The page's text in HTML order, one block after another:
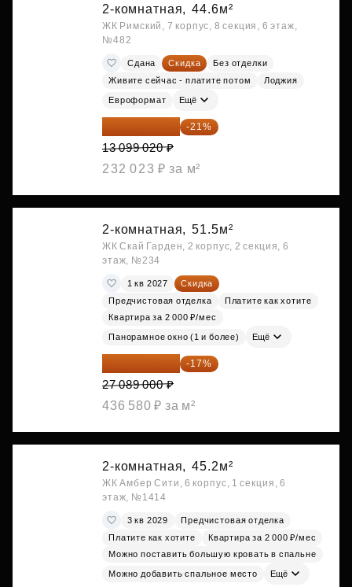
2-комнатная, 44.6м²
ЖК Римский, 7 корпус, 8 секция, 6 этаж,
№482
Сдана Скидка
Без отделки
Живите сейчас - платите потом
Лоджия
Евроформат Ещё
10 348 226 ₽ -21%
13 099 020 ₽
232 023 ₽ за м²
2-комнатная, 51.5м²
ЖК Скай Гарден, 2 корпус, 2 секция, 6
этаж, №234
1 кв 2027
Скидка
Предчистовая отделка
Платите как хотите
Квартира за 2 000 ₽/мес
Панорамное окно (1 и более) Ещё
22 483 870 ₽ -17%
27 089 000 ₽
436 580 ₽ за м²
2-комнатная, 45.2м²
ЖК Амбер Сити, 6 корпус, 1 секция, 6
этаж, №1414
3 кв 2029
Предчистовая отделка
Платите как хотите
Квартира за 2 000 ₽/мес
Можно поставить большую кровать в спальне
Можно добавить спальное место Ещё